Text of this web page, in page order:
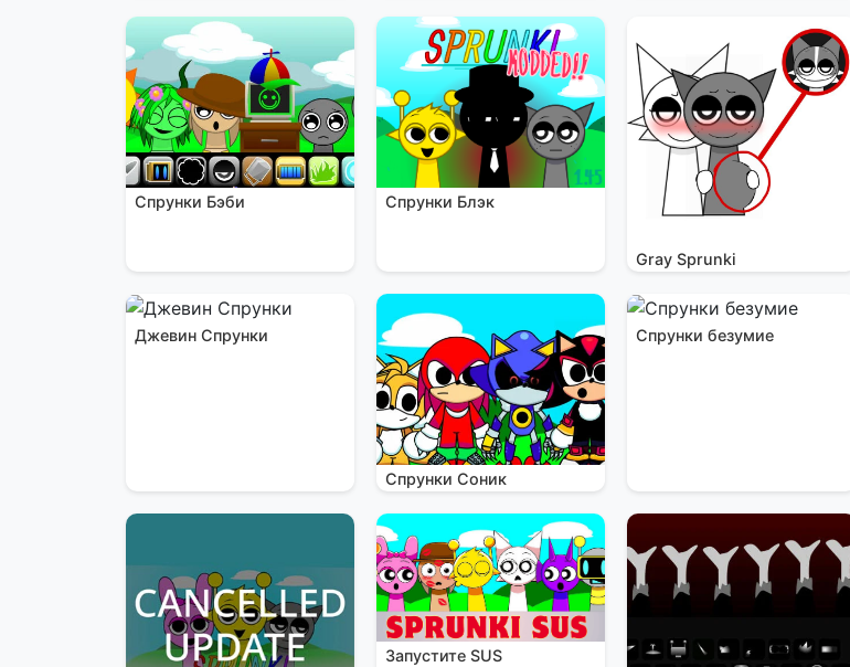
Спрунки Бэби Спрунки Блэк
Gray Sprunki
Джевин Спрунки
Спрунки Соник
Спрунки безумие
Запустите SUS